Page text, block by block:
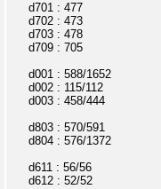
d701 : 477
d702 : 473
d703 : 478
d709 : 705
d001 : 588/1652
d002 : 115/112
d003 : 458/444
d803 : 570/591
d804 : 576/1372
d611 : 56/56
d612 : 52/52